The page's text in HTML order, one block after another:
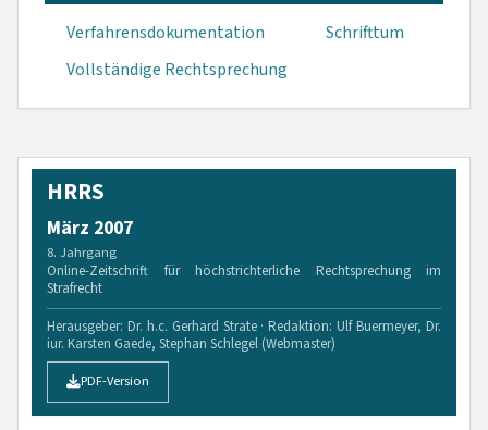
Verfahrensdokumen­tation
Schrifttum
Vollständige Rechtsprechung
HRRS
März 2007
8. Jahrgang
Online-Zeitschrift für höchstrichterliche Rechtsprechung im
Strafrecht
Herausgeber: Dr. h.c. Gerhard Strate · Redaktion: Ulf Buermeyer, Dr.
iur. Karsten Gaede, Stephan Schlegel (Webmaster)
PDF-Version